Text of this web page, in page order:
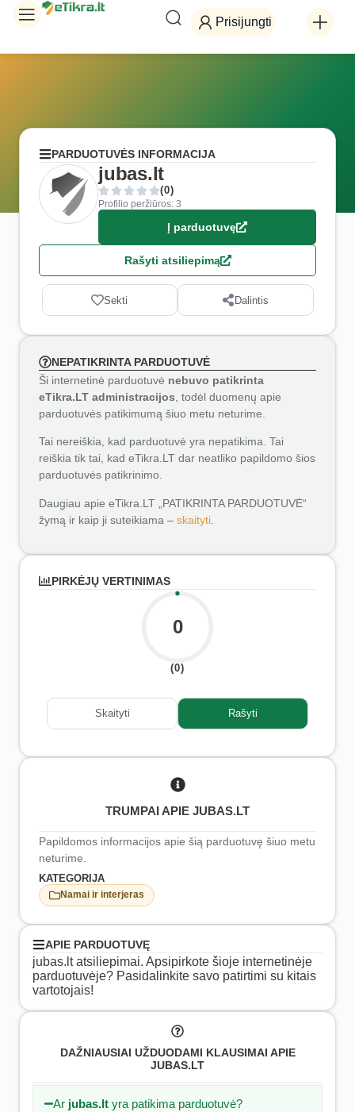
Prisijungti
PARDUOTUVĖS INFORMACIJA
jubas.lt
(0)
Profilio peržiūros: 3
Į parduotuvę
Rašyti atsiliepimą
Sekti Dalintis
NEPATIKRINTA PARDUOTUVĖ
Ši internetinė parduotuvė nebuvo patikrinta
eTikra.LT administracijos , todėl duomenų apie
parduotuvės patikimumą šiuo metu neturime.
Tai nereiškia, kad parduotuvė yra nepatikima. Tai
reiškia tik tai, kad eTikra.LT dar neatliko papildomo šios
parduotuvės patikrinimo.
Daugiau apie eTikra.LT „PATIKRINTA PARDUOTUVĖ“
žymą ir kaip ji suteikiama – skaityti
PIRKĖJŲ VERTINIMAS
0
(0)
Skaityti Rašyti
TRUMPAI APIE JUBAS.LT
Papildomos informacijos apie šią parduotuvę šiuo metu
neturime.
KATEGORIJA
Namai ir interjeras
APIE PARDUOTUVĘ
jubas.lt atsiliepimai. Apsipirkote šioje internetinėje
parduotuvėje? Pasidalinkite savo patirtimi su kitais
vartotojais!
DAŽNIAUSIAI UŽDUODAMI KLAUSIMAI APIE
JUBAS.LT
Ar jubas.lt yra patikima parduotuvė?